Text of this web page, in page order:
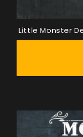
Little Monster